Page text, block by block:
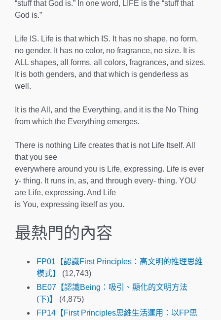
“stuff that God is.” In one word, LIFE is the “stuff that
God is.”
Life IS. Life is that which IS. It has no shape, no form,
no gender. It has no color, no fragrance, no size. It is
ALL shapes, all forms, all colors, fragrances, and sizes.
It is both genders, and that which is genderless as
well.
It is the All, and the Everything, and it is the No Thing
from which the Everything emerges.
There is nothing Life creates that is not Life Itself. All
that you see
everywhere around you is Life, expressing. Life is ever
y- thing. It runs in, as, and through every- thing. YOU
are Life, expressing. And Life
is You, expressing itself as you.
最熱門的內容
FP01【認識First Principles：高文明的推理思維
模式】
(12,743)
BE07【認識Being：吸引、顯化的文明方法
(下)】
(4,875)
FP14【First Principles思維生活運用：以FP思